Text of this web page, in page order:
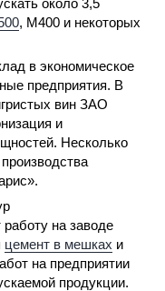
около 3,5
, М400 и некоторых
в экономическое
предприятия. В
вин ЗАО
и
Несколько
на заводе
цемент в мешках и
на предприятии
продукции.